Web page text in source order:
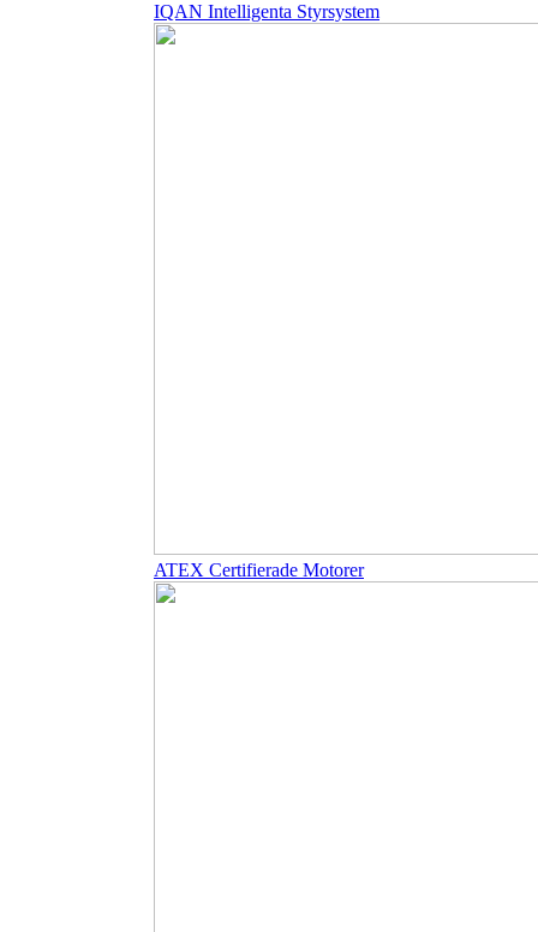
IQAN Intelligenta Styrsystem
ATEX Certifierade Motorer